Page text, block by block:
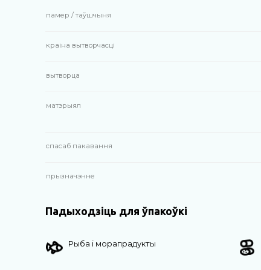
памер / таўшчыня
краіна вытворчасці
вытворца
матэрыял
спасаб пакавання
прызначэнне
Падыходзіць для ўпакоўкі
Рыба і морапрадукты